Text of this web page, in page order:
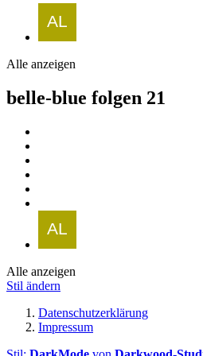
Alle anzeigen
belle-blue folgen 21
Alle anzeigen
Stil ändern
Datenschutzerklärung
Impressum